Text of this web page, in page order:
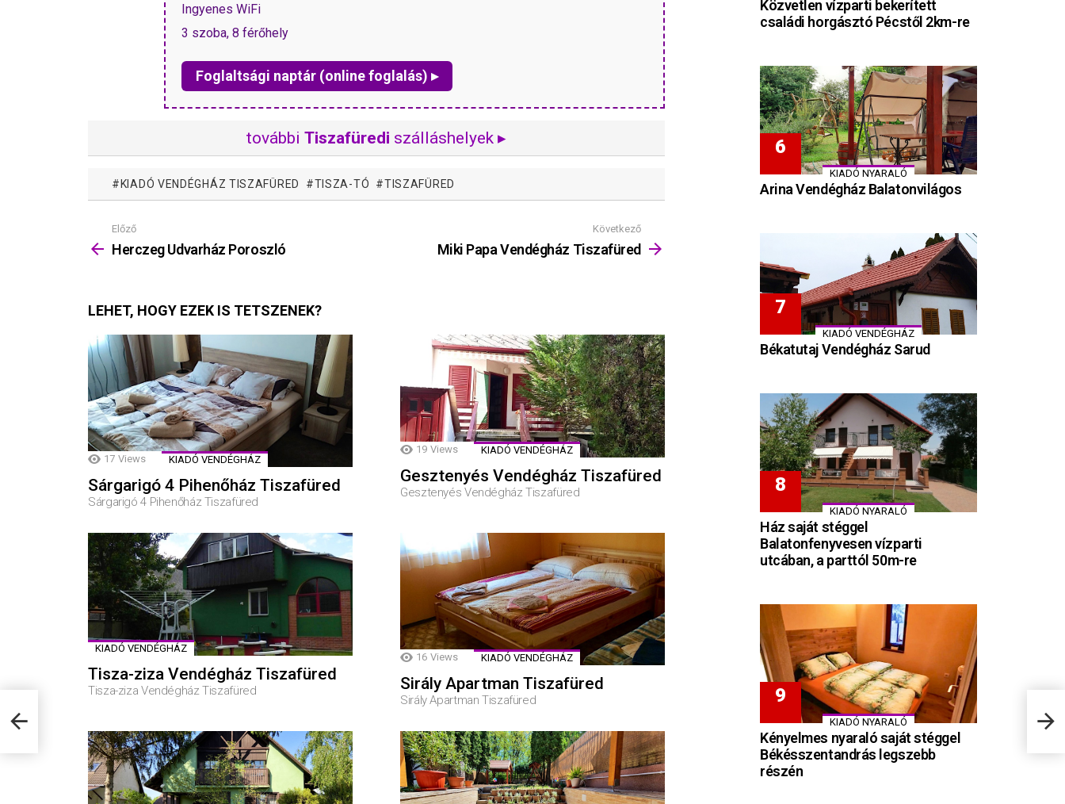
Ingyenes WiFi
3 szoba, 8 férőhely
Foglaltsági naptár (online foglalás) ▸
további Tiszafüredi szálláshelyek ▸
KIADÓ VENDÉGHÁZ TISZAFÜRED TISZA-TÓ TISZAFÜRED
Mutass
többet
Előző
Herczeg Udvarház Poroszló
Következő
Miki Papa Vendégház Tiszafüred
LEHET, HOGY EZEK IS TETSZENEK?
17 Views KIADÓ VENDÉGHÁZ
Sárgarigó 4 Pihenőház Tiszafüred
Sárgarigó 4 Pihenőház Tiszafüred
19 Views KIADÓ VENDÉGHÁZ
Gesztenyés Vendégház Tiszafüred
Gesztenyés Vendégház Tiszafüred
KIADÓ VENDÉGHÁZ
Tisza-ziza Vendégház Tiszafüred
Tisza-ziza Vendégház Tiszafüred
16 Views KIADÓ VENDÉGHÁZ
Sirály Apartman Tiszafüred
Sirály Apartman Tiszafüred
Miki
Közvetlen vízparti bekerített
családi horgásztó Pécstől 2km-re
KIADÓ NYARALÓ
Arina Vendégház Balatonvilágos
KIADÓ VENDÉGHÁZ
Békatutaj Vendégház Sarud
KIADÓ NYARALÓ
Ház saját stéggel
Balatonfenyvesen vízparti
utcában, a parttól 50m-re
KIADÓ NYARALÓ
Kényelmes nyaraló saját stéggel
Békésszentandrás legszebb
részén